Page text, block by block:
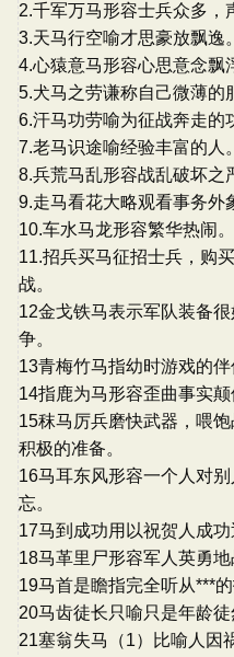
2.千军万马形容士兵众多，
3.天马行空喻才思豪放飘逸。
4.心猿意马形容心思意念飘
5.犬马之劳谦称自己微薄的
6.汗马功劳喻为征战奔走的
7.老马识途喻经验丰富的人。
8.兵荒马乱形容战乱破坏之
9.走马看花大略观看事务外
10.车水马龙形容繁华热闹。
11.招兵买马征招士兵，购
战。
12金戈铁马表示军队装备
争。
13青梅竹马指幼时游戏的伴
14指鹿为马形容歪曲事实颠
15秣马厉兵磨快武器，喂
积极的准备。
16马耳东风形容一个人对
忘。
17马到成功用以祝贺人成功
18马革里尸形容军人英勇地
19马首是瞻指完全听从***的
20马齿徒长只喻只是年龄徒
21塞翁失马（1）比喻人因